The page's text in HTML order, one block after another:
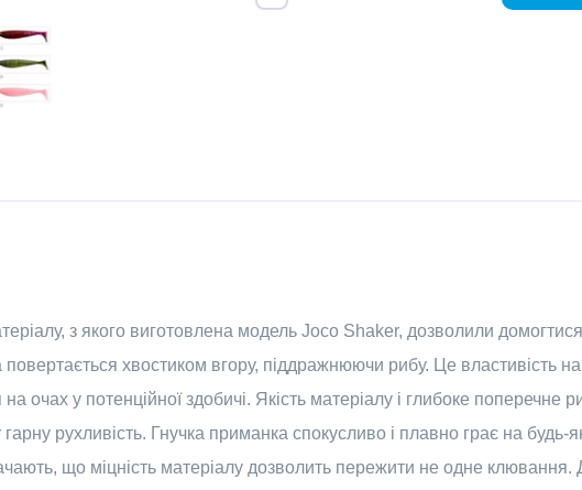
з якого виготовлена модель Joco Shaker, дозволили
хвостиком вгору, піддражнюючи рибу. Це властивість
на очах у потенційної здобичі. Якість матеріалу і глибоке поперечне
рухливість. Гнучка приманка спокусливо і плавно грає на будь-
що міцність матеріалу дозволить пережити не одне